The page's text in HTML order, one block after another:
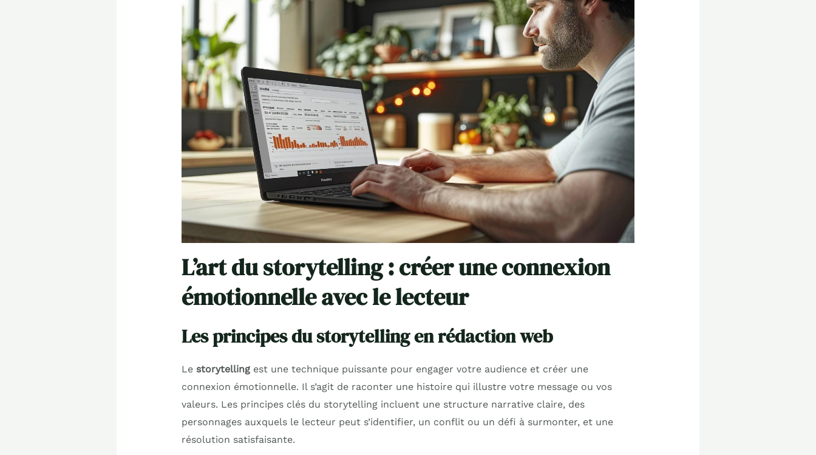
L’art du storytelling : créer une connexion
émotionnelle avec le lecteur
Les principes du storytelling en rédaction web
Le storytellingest une technique puissante pour engager votre audience et créer une
connexion émotionnelle. Il s’agit de raconter une histoire qui illustre votre message ou vos
valeurs. Les principes clés du storytelling incluent une structure narrative claire, des
personnages auxquels le lecteur peut s’identifier, un conflit ou un défi à surmonter, et une
résolution satisfaisante.